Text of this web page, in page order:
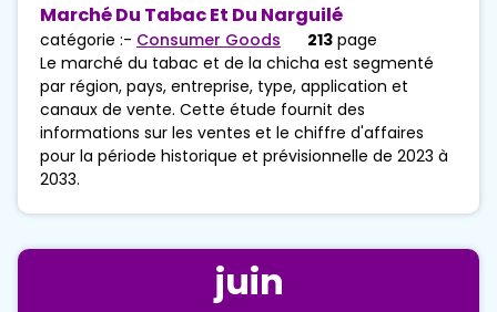
Marché Du Tabac Et Du Narguilé
catégorie :- Consumer Goods 213 page
Le marché du tabac et de la chicha est segmenté
par région, pays, entreprise, type, application et
canaux de vente. Cette étude fournit des
informations sur les ventes et le chiffre d'affaires
pour la période historique et prévisionnelle de 2023 à
2033.
juin